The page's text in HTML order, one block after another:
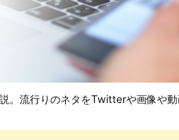
流行りのネタをTwitterや画像や動